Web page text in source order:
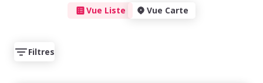
Vue Liste Vue Carte
Filtres